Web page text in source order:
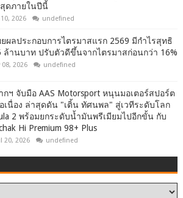
ดภายในปีนี้
10, 2026 undefined
ยผลประกอบการไตรมาสแรก 2569 มีกำไรสุทธิ
ล้านบาท ปรับตัวดีขึ้นจากไตรมาสก่อนกว่า 16%
08, 2026 undefined
กฯ จับมือ AAS Motorsport หนุนมอเตอร์สปอร์ต
เนื่อง ล่าสุดดัน "เติ้น ทัศนพล" สู่เวทีระดับโลก
2 พร้อมยกระดับน้ำมันพรีเมียมไปอีกขั้น กับ
Hi Premium 98+ Plus
20, 2026 undefined